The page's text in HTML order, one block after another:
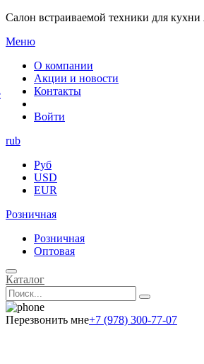
Салон встраиваемой техники для кухни
Меню
О компании
Акции и новости
Контакты
Войти
rub
Руб
USD
EUR
Розничная
Розничная
Оптовая
Каталог
Перезвонить мне+7 (978) 300-77-07